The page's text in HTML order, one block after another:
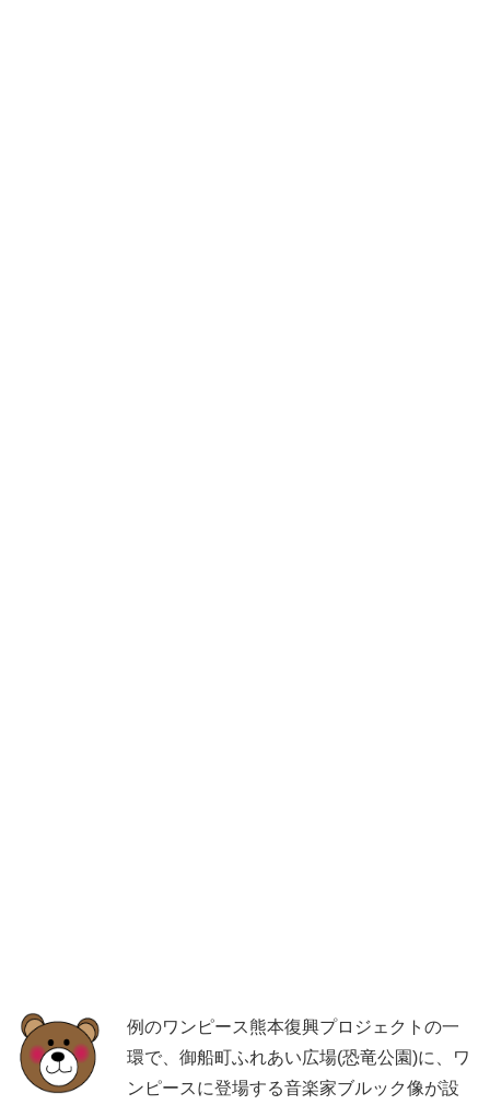
例のワンピース熊本復興プロジェクトの一
環で、御船町ふれあい広場(恐竜公園)に、ワ
ンピースに登場する音楽家ブルック像が設